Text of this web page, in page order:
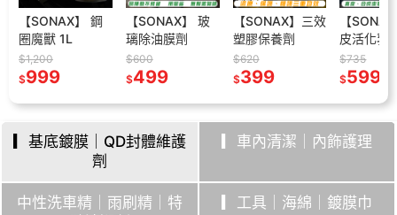
【SONAX】 鋼
圈魔獸 1L
$1,200
999
【SONAX】 玻
璃除油膜劑
$600
499
【SONAX】三效
塑膠保養劑
$620
399
【SONAX】
皮活化乳 頂
革保養 蜂蠟
抗uv 深層滋
皮椅保養 皮
理
$735
599
▎基底鍍膜｜QD封體維護
劑
▎車內清潔｜內飾護理
中性洗車精｜雨刷精｜特
▎工具｜海綿｜鍍膜巾